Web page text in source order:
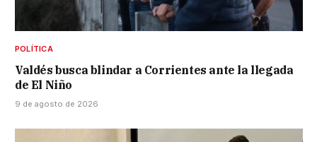
POLÍTICA
Valdés busca blindar a Corrientes ante la llegada
de El Niño
9 de agosto de 2026